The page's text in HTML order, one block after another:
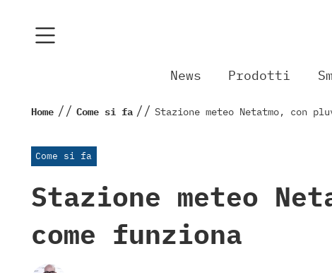
News Prodotti
Home // Come si fa // Stazione meteo Netatmo, con
Come si fa
Stazione meteo
come funziona